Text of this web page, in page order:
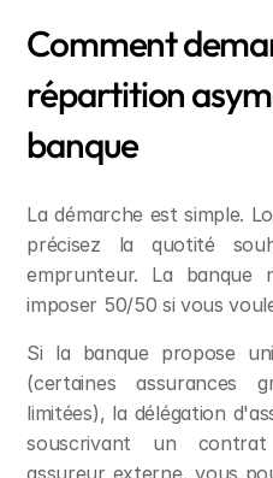
Comment
répartition
banque
La démarche est simple.
précisez la quotité
emprunteur. La
imposer 50/50 si vous
Si la banque propose
(certaines assurances
limitées), la délégation
souscrivant un
assureur externe, vous